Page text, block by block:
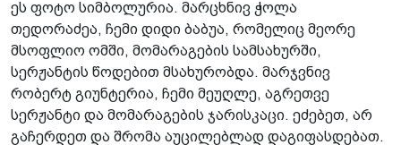
ეს ფოტო სიმბოლურია. მარცხნივ ჭოლა
თედორაძეა, ჩემი დიდი ბაბუა, რომელიც მეორე
მსოფლიო ომში, მომარაგების სამსახურში,
სერჟანტის წოდებით მსახურობდა. მარჯვნივ
რობერტ გიუნტერია, ჩემი მეუღლე, აგრეთვე
სერჟანტი და მომარაგების ჯარისკაცი. ეძებეთ, არ
გაჩერდეთ და შრომა აუცილებლად დაგიფასდებათ.